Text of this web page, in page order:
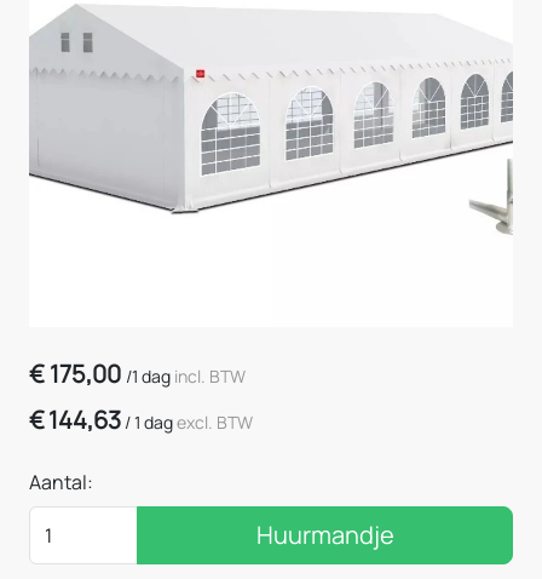
€175,00 /1 dag incl. BTW
€144,63 /1 dagexcl. BTW
Aantal:
Huurmandje